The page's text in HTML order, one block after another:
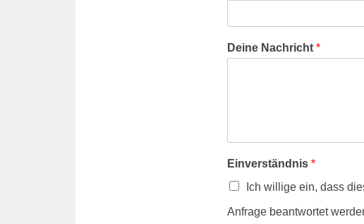
Deine Nachricht *
Einverständnis *
Ich willige ein, dass
Anfrage beantwortet